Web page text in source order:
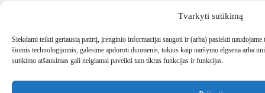
Tvarkyti sutikimą
Siekdami teikti geriausią patirtį, įrenginio informacijai saugoti ir (arba) pasiekti
šiomis technologijomis, galėsime apdoroti duomenis, tokius kaip naršymo elgsena arba
sutikimo atšaukimas gali neigiamai paveikti tam tikras funkcijas ir funkcijas.